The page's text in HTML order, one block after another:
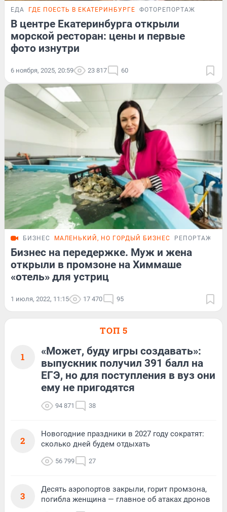
ЕДА ГДЕ ПОЕСТЬ В ЕКАТЕРИНБУРГЕ ФОТОРЕПОРТАЖ
В центре Екатеринбурга открыли
морской ресторан: цены и первые
фото изнутри
6 ноября, 2025, 20:59 23 817 60
БИЗНЕС МАЛЕНЬКИЙ, НО ГОРДЫЙ БИЗНЕС РЕПОРТАЖ
Бизнес на передержке. Муж и жена
открыли в промзоне на Химмаше
«отель» для устриц
1 июля, 2022, 11:15 17 470 95
ТОП 5
1
«Может, буду игры создавать»:
выпускник получил 391 балл на
ЕГЭ, но для поступления в вуз они
ему не пригодятся
94 871 38
2
Новогодние праздники в 2027 году сократят:
сколько дней будем отдыхать
56 799 27
3
Десять аэропортов закрыли, горит промзона,
погибла женщина — главное об атаках дронов